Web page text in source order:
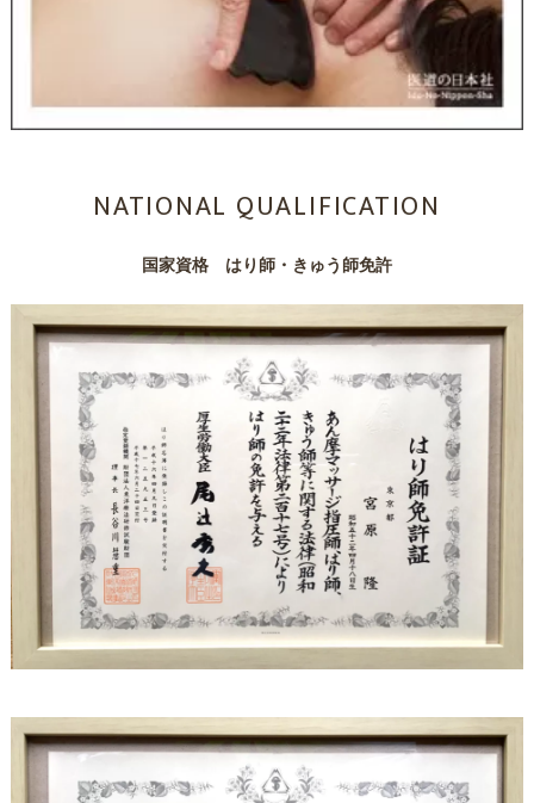
国家資格 はり師・きゅう師免許
NATIONAL QUALIFICATION